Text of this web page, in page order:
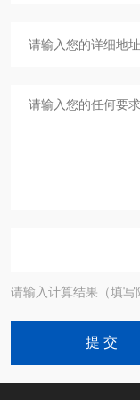
请输入计算结果（填